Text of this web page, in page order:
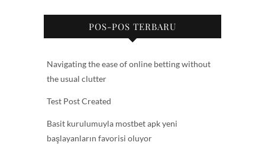
POS-POS TERBARU
Navigating the ease of online betting without
the usual clutter
Test Post Created
Basit kurulumuyla mostbet apk yeni
başlayanların favorisi oluyor